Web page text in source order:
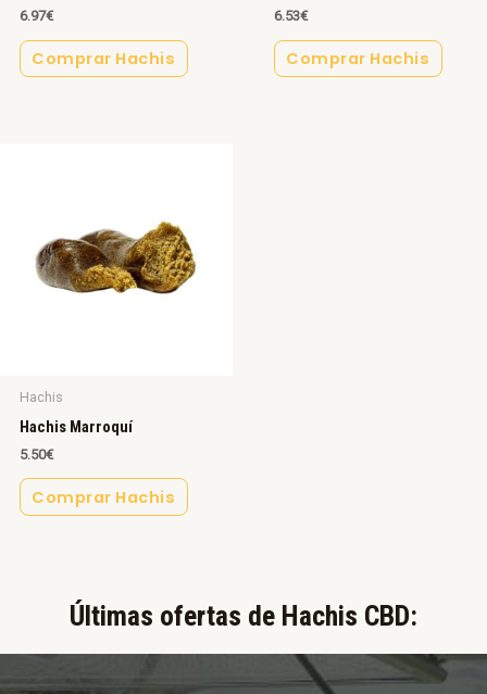
6.97€
Comprar Hachis
6.53€
Comprar Hachis
Hachis
Hachis Marroquí
5.50€
Comprar Hachis
Últimas ofertas de Hachis CBD:​